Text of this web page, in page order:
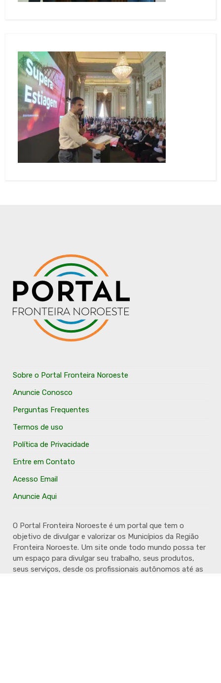
Sobre o Portal Fronteira Noroeste
Anuncie Conosco
Perguntas Frequentes
Termos de uso
Política de Privacidade
Entre em Contato
Acesso Email
Anuncie Aqui
O Portal Fronteira Noroeste é um portal que tem o
objetivo de divulgar e valorizar os Municípios da Região
Fronteira Noroeste. Um site onde todo mundo possa ter
um espaço para divulgar seu trabalho, seus produtos,
seus serviços, desde os profissionais autônomos até as